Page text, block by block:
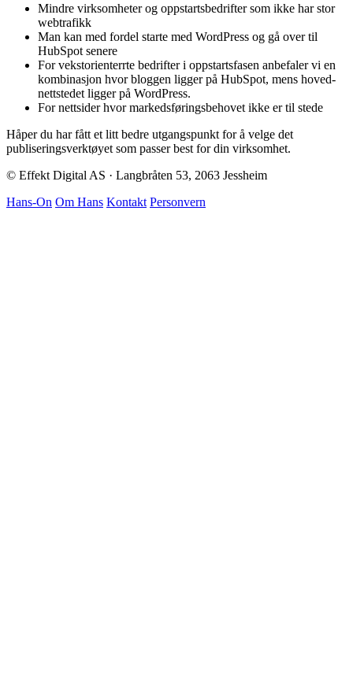
Mindre virksomheter og oppstartsbedrifter som ikke har stor
webtrafikk
Man kan med fordel starte med WordPress og gå over til
HubSpot senere
For vekstorienterrte bedrifter i oppstartsfasen anbefaler vi en
kombinasjon hvor bloggen ligger på HubSpot, mens hoved-
nettstedet ligger på WordPress.
For nettsider hvor markedsføringsbehovet ikke er til stede
Håper du har fått et litt bedre utgangspunkt for å velge det
publiseringsverktøyet som passer best for din virksomhet.
© Effekt Digital AS · Langbråten 53, 2063 Jessheim
Hans-On Om Hans Kontakt Personvern